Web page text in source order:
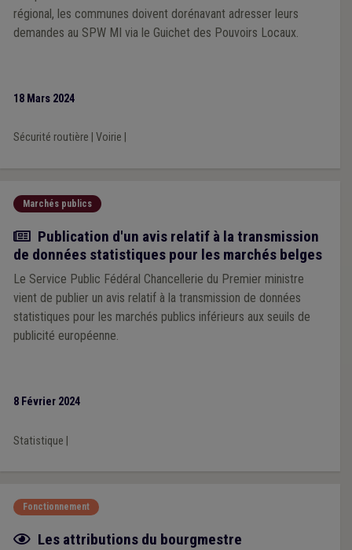
régional, les communes doivent dorénavant adresser leurs
demandes au SPW MI via le Guichet des Pouvoirs Locaux.
18 Mars 2024
Sécurité routière Voirie
Marchés publics
Actualité
Publication d'un avis relatif à la transmission
de données statistiques pour les marchés belges
Le Service Public Fédéral Chancellerie du Premier ministre
vient de publier un avis relatif à la transmission de données
statistiques pour les marchés publics inférieurs aux seuils de
publicité européenne.
8 Février 2024
Statistique
Fonctionnement
Fiche focus
Les attributions du bourgmestre